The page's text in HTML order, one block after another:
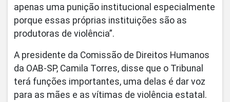
apenas uma punição institucional especialmente
porque essas próprias instituições são as
produtoras de violência”.
A presidente da Comissão de Direitos Humanos
da OAB-SP, Camila Torres, disse que o Tribunal
terá funções importantes, uma delas é dar voz
para as mães e as vítimas de violência estatal.